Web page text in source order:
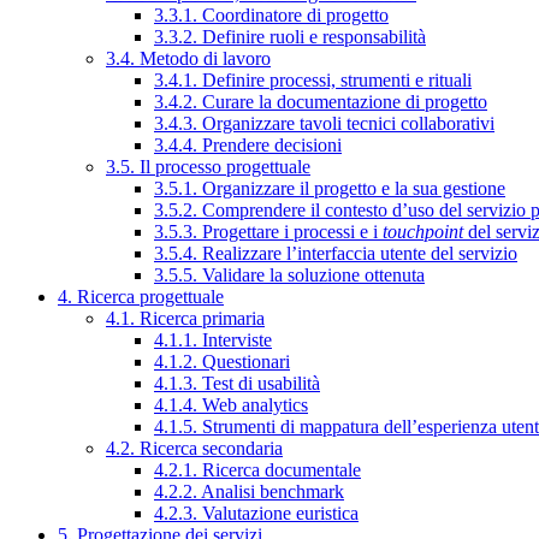
3.3.1. Coordinatore di progetto
3.3.2. Definire ruoli e responsabilità
3.4. Metodo di lavoro
3.4.1. Definire processi, strumenti e rituali
3.4.2. Curare la documentazione di progetto
3.4.3. Organizzare tavoli tecnici collaborativi
3.4.4. Prendere decisioni
3.5. Il processo progettuale
3.5.1. Organizzare il progetto e la sua gestione
3.5.2. Comprendere il contesto d’uso del servizio
3.5.3. Progettare i processi e i touchpointdel
3.5.4. Realizzare l’interfaccia utente del servizio
3.5.5. Validare la soluzione ottenuta
4. Ricerca progettuale
4.1. Ricerca primaria
4.1.1. Interviste
4.1.2. Questionari
4.1.3. Test di usabilità
4.1.4. Web analytics
4.1.5. Strumenti di mappatura dell’esperienza
4.2. Ricerca secondaria
4.2.1. Ricerca documentale
4.2.2. Analisi benchmark
4.2.3. Valutazione euristica
5. Progettazione dei servizi